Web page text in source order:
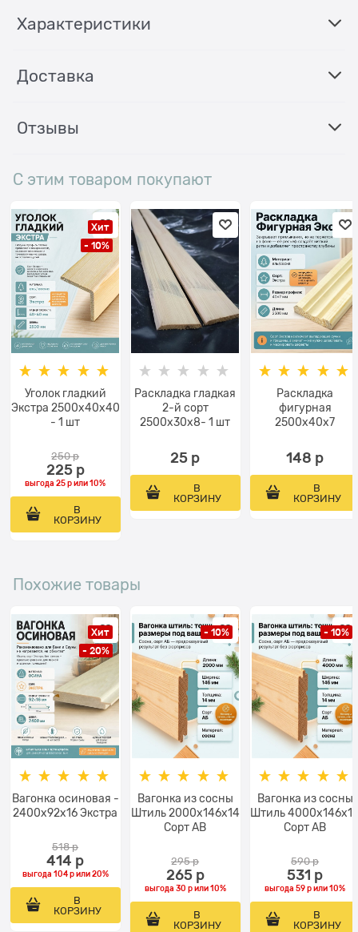
Характеристики
Доставка
Отзывы
С этим товаром покупают
Хит
- 10%
Уголок гладкий
Экстра 2500x40x40
- 1 шт
250 р
225 р
выгода25 рили10%
В
КОРЗИНУ
Раскладка гладкая
2-й сорт
2500x30x8- 1 шт
25 р
В
КОРЗИНУ
Раскладка
фигурная
2500x40x7
148 р
В
КОРЗИНУ
Похожие товары
Хит
- 20%
Вагонка осиновая -
2400x92x16 Экстра
518 р
414 р
выгода 104 рили20%
В
КОРЗИНУ
- 10%
Вагонка из сосны
Штиль 2000х146х14
Сорт АВ
295 р
265 р
выгода 30 рили10%
В
КОРЗИНУ
- 10%
Вагонка из сосны
Штиль
Сорт АВ
590 р
531 р
выгода59 рили10%
В
КОРЗИНУ